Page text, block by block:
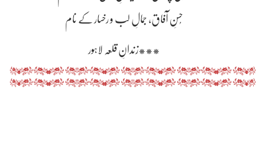
حُسنِ آفاق، جمالِ لب و رخسار کے نام
***زندانِ قلعہ لاہور